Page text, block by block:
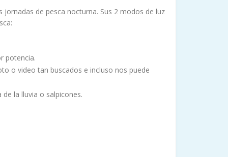
de pesca nocturna. Sus 2 modos de luz
potencia.
o video tan buscados e incluso nos puede
la lluvia o salpicones.